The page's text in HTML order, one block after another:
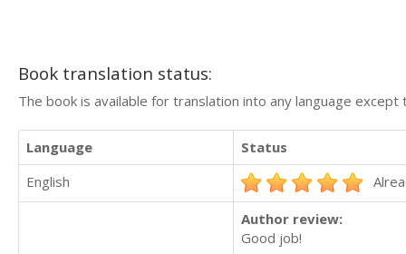
Book translation status:
The book is available for translation into any language
Language
Status
English
Author review:
Good job!